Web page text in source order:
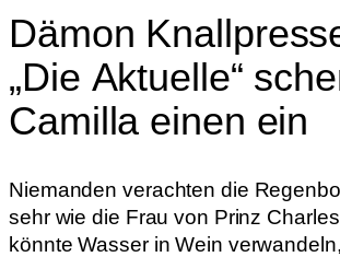
Dämon
„Die Aktuelle“
Camilla einen ein
Niemanden verachten die
sehr wie die Frau von Prinz
könnte Wasser in Wein